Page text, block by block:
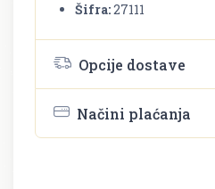
Šifra:27111
Opcije dostave
Načini plaćanja